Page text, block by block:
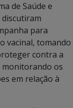
de Saúde e
para
vacinal, tomando
contra a
monitorando os
em relação à